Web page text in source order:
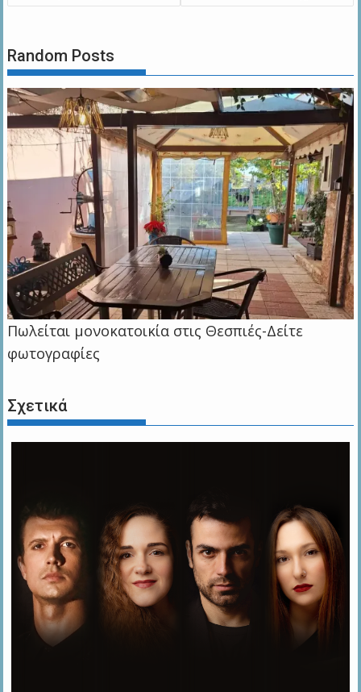
Random Posts
Πωλείται μονοκατοικία στις Θεσπιές-Δείτε
φωτογραφίες
Σχετικά